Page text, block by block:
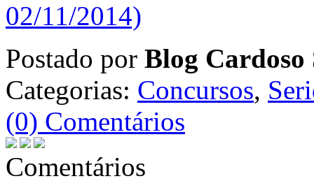
02/11/2014)
Postado por Blog Cardoso
Categorias: Concursos,
(0) Comentários
Comentários